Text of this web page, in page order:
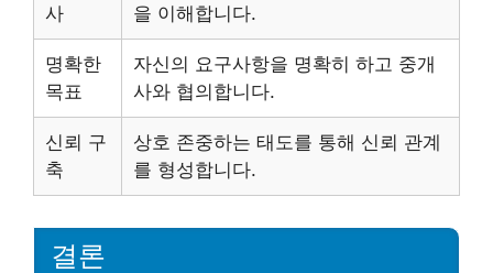
사
을 이해합니다.
명확한
목표
자신의 요구사항을 명확히 하고 중개
사와 협의합니다.
신뢰 구
축
상호 존중하는 태도를 통해 신뢰 관계
를 형성합니다.
결론